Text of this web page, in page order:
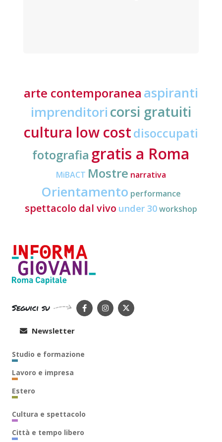
arte contemporanea aspiranti
imprenditori corsi gratuiti
cultura low costdisoccupati
fotografia gratis a Roma
MiBACT Mostre narrativa
Orientamento performance
spettacolo dal vivo under 30workshop
Seguici su
Newsletter
Studio e formazione
Lavoro e impresa
Estero
Cultura e spettacolo
Città e tempo libero